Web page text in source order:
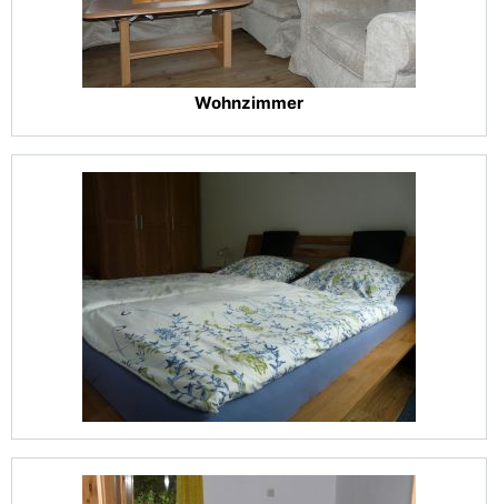
Wohnzimmer